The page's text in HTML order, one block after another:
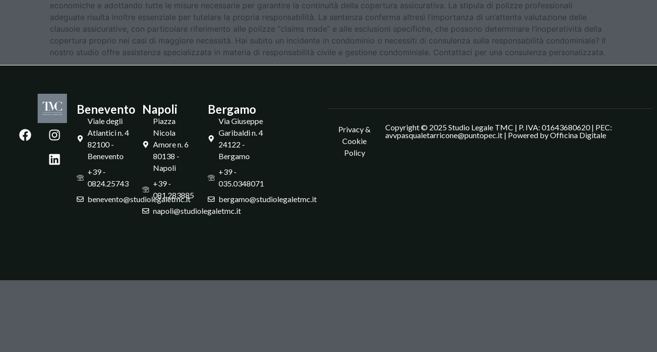
economiche e adottando tutte le misure necessarie per garantire la continuità della copertura assicurativa. La stipula di polizze professionali
adeguate risulta inoltre essenziale per tutelare la propria responsabilità. La sentenza conferma altresì l’importanza di un’attenta valutazione delle
clausole assicurative, con particolare riferimento alle polizze “claims made” e alle esclusioni specifiche, che possono determinare l’inoperatività della
copertura proprio nei casi di maggiore necessità. Hai subito un incidente in condominio o necessiti di consulenza sulla responsabilità condominiale? Il
nostro studio offre assistenza specializzata in materia di responsabilità civile e gestione condominiale. Contattaci per una consulenza personalizzata.
Benevento
Viale degli
Atlantici n. 4
82100 -
Benevento
+39 -
0824.25743
benevento@studiolegaletmc.it
Napoli
Piazza
Nicola
Amore n. 6
80138 -
Napoli
+39 -
081.283885
napoli@studiolegaletmc.it
Bergamo
Via Giuseppe
Garibaldi n. 4
24122 -
Bergamo
+39 -
035.0348071
bergamo@studiolegaletmc.it
Privacy &
Cookie
Policy
Copyright © 2025 Studio Legale TMC | P. IVA: 01643680620 | PEC:
avvpasqualetarricone@puntopec.it | Powered byOfficina Digitale